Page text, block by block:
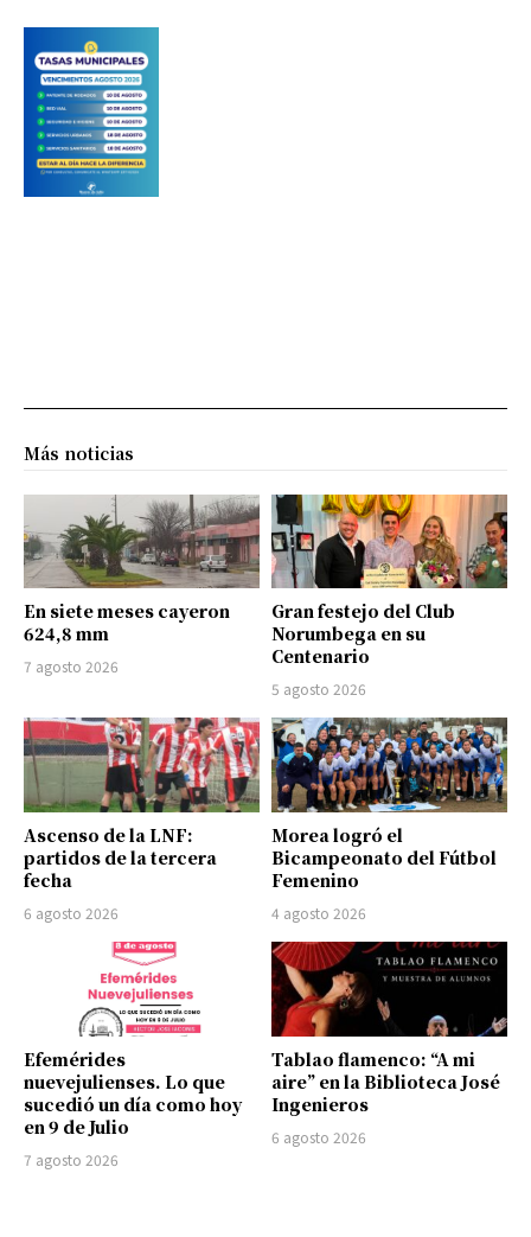
Más noticias
En siete meses cayeron
624,8 mm
7 agosto 2026
Gran festejo del Club
Norumbega en su
Centenario
5 agosto 2026
Ascenso de la LNF:
partidos de la tercera
fecha
6 agosto 2026
Morea logró el
Bicampeonato del Fútbol
Femenino
4 agosto 2026
Efemérides
nuevejulienses. Lo que
sucedió un día como hoy
en 9 de Julio
7 agosto 2026
Tablao flamenco: “A mi
aire” en la Biblioteca José
Ingenieros
6 agosto 2026